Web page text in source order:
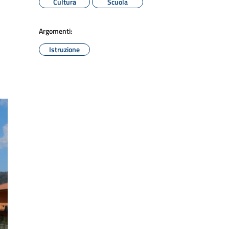
Argomenti:
Istruzione